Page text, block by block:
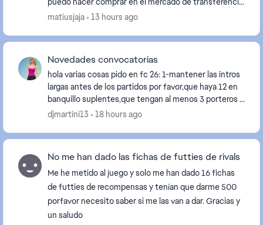
me aparece un error y lo eh intentado solucionar re...
matiusjaja 13 hours ago
Novedades convocatorias
hola varias cosas pido en fc 26: 1-mantener las intros
largas antes de los partidos por favor,que haya 12 en
banquillo suplentes,que tengan al menos 3 porteros y
3 porteras en las 3 ligas españa ok...
djmartini13 18 hours ago
No me han dado las fichas de futties de rivals
Me he metido al juego y solo me han dado 16 fichas
de futties de recompensas y tenían que darme 500
porfavor necesito saber si me las van a dar. Gracias y
un saludo